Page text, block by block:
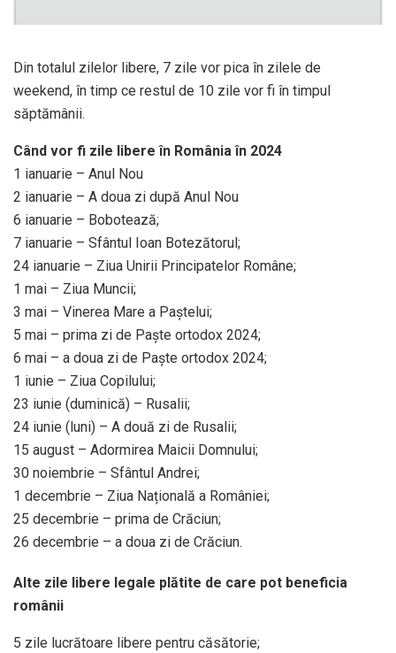
Din totalul zilelor libere, 7 zile vor pica în zilele de
weekend, în timp ce restul de 10 zile vor fi în timpul
săptămânii.
Când vor fi zile libere în România în 2024
1 ianuarie – Anul Nou
2 ianuarie – A doua zi după Anul Nou
6 ianuarie – Bobotează;
7 ianuarie – Sfântul Ioan Botezătorul;
24 ianuarie – Ziua Unirii Principatelor Române;
1 mai – Ziua Muncii;
3 mai – Vinerea Mare a Paștelui;
5 mai – prima zi de Paște ortodox 2024;
6 mai – a doua zi de Paște ortodox 2024;
1 iunie – Ziua Copilului;
23 iunie (duminică) – Rusalii;
24 iunie (luni) – A două zi de Rusalii;
15 august – Adormirea Maicii Domnului;
30 noiembrie – Sfântul Andrei;
1 decembrie – Ziua Națională a României;
25 decembrie – prima de Crăciun;
26 decembrie – a doua zi de Crăciun.
Alte zile libere legale plătite de care pot beneficia
românii
5 zile lucrătoare libere pentru căsătorie;